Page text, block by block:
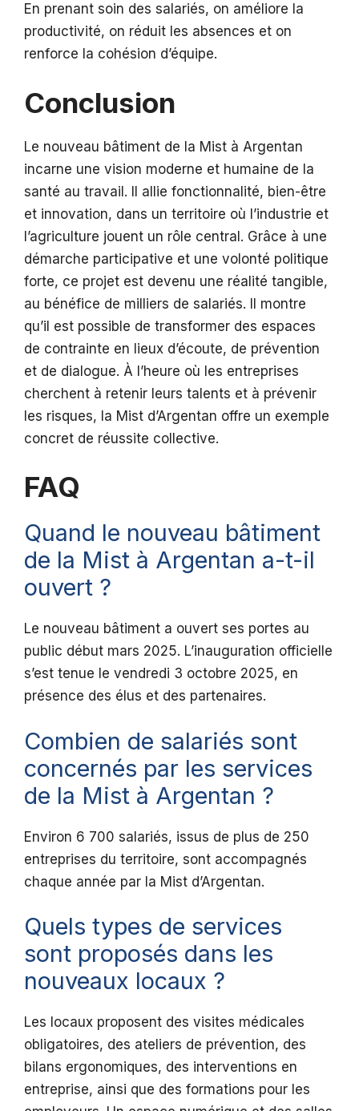
En prenant soin des salariés, on améliore la
productivité, on réduit les absences et on
renforce la cohésion d’équipe.
Conclusion
Le nouveau bâtiment de la Mist à Argentan
incarne une vision moderne et humaine de la
santé au travail. Il allie fonctionnalité, bien-être
et innovation, dans un territoire où l’industrie et
l’agriculture jouent un rôle central. Grâce à une
démarche participative et une volonté politique
forte, ce projet est devenu une réalité tangible,
au bénéfice de milliers de salariés. Il montre
qu’il est possible de transformer des espaces
de contrainte en lieux d’écoute, de prévention
et de dialogue. À l’heure où les entreprises
cherchent à retenir leurs talents et à prévenir
les risques, la Mist d’Argentan offre un exemple
concret de réussite collective.
FAQ
Quand le nouveau bâtiment
de la Mist à Argentan a-t-il
ouvert ?
Le nouveau bâtiment a ouvert ses portes au
public début mars 2025. L’inauguration officielle
s’est tenue le vendredi 3 octobre 2025, en
présence des élus et des partenaires.
Combien de salariés sont
concernés par les services
de la Mist à Argentan ?
Environ 6 700 salariés, issus de plus de 250
entreprises du territoire, sont accompagnés
chaque année par la Mist d’Argentan.
Quels types de services
sont proposés dans les
nouveaux locaux ?
Les locaux proposent des visites médicales
obligatoires, des ateliers de prévention, des
bilans ergonomiques, des interventions en
entreprise, ainsi que des formations pour les